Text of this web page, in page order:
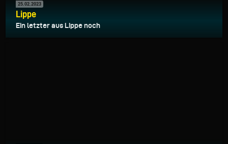
25.02.2023
Lippe
Ein letzter aus Lippe noch